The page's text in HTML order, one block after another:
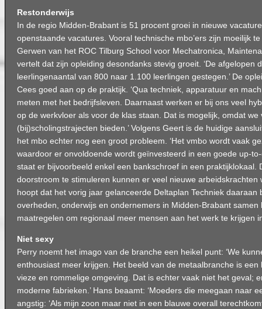
Restonderwijs
In de regio Midden-Brabant is 51 procent groei in nieuwe
openstaande vacatures. Vooral technische mbo’ers zijn moeilijk
Gerwen van het ROC Tilburg School voor Mechatronica,
vertelt dat zijn opleiding desondanks stevig groeit. ‘De afgelopen
leerlingenaantal van 800 naar 1.100 leerlingen gestegen.’ De
Cees goed aan op de praktijk. ‘Qua techniek, apparatuur en
meten met het bedrijfsleven. Daarnaast werken er bij ons veel
op de werkvloer als voor de klas staan. Dat is mogelijk, omdat we
(bij)scholingstrajecten bieden.’ Volgens Geert is de huidige
het mbo echter nog een groot probleem. ‘Het vmbo wordt vaak
waardoor er onvoldoende wordt geïnvesteerd in een goede up-
staat er bijvoorbeeld enkel een bankschroef in een praktijklokaal.
doorstroom te stimuleren kunnen er veel nieuwe arbeidskrachten
hoopt dat het vorig jaar gelanceerde Deltaplan Techniek daaraan
overheden, onderwijs en ondernemers in Midden-Brabant
maatregelen om regionaal meer mensen aan het werk te krijgen
Niet sexy
Perry noemt het imago van de branche een heikel punt: ‘We
enthousiast meer krijgen. Het beeld van de metaalbranche is een
vieze en rommelige omgeving. Dat is echter vaak niet het geval;
moderne fabrieken.’ Hans beaamt: ‘Moeders die meegaan naar
angstig: ‘Als mijn zoon maar niet in een blauwe overall